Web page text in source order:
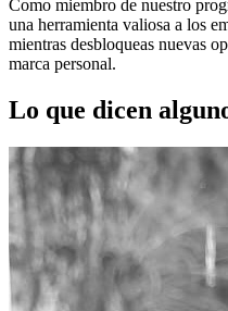
Como miembro de nuestro
una herramienta valiosa a los
mientras desbloqueas nuevas
marca personal.
Lo que dicen